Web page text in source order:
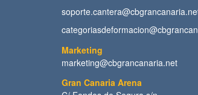
Marketing
marketing@cbgrancanaria.net
Gran Canaria Arena